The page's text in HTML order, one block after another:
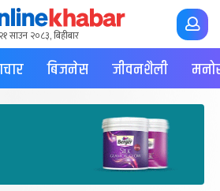
२१ साउन २०८३, बिहीबार
बिजनेस जीवनशैली